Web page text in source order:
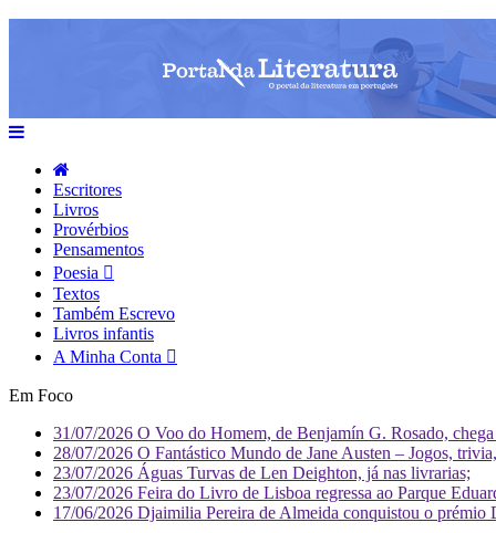
Escritores
Livros
Provérbios
Pensamentos
Poesia
Textos
Também Escrevo
Livros infantis
A Minha Conta
Em Foco
31/07/2026 O Voo do Homem, de Benjamín G. Rosado,
28/07/2026 O Fantástico Mundo de Jane Austen – Jogos,
23/07/2026 Águas Turvas de Len Deighton, já nas livrarias;
23/07/2026 Feira do Livro de Lisboa regressa ao Parque
17/06/2026 Djaimilia Pereira de Almeida conquistou o